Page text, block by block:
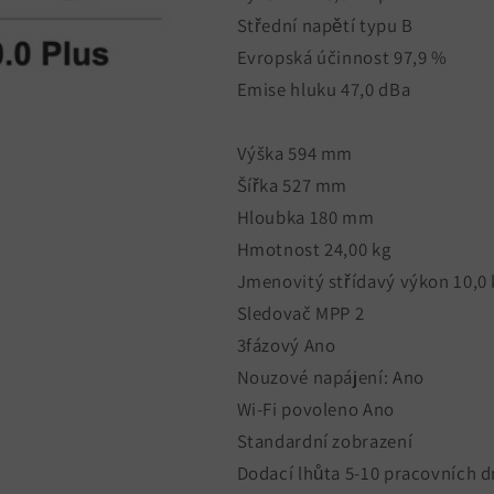
Střední napětí typu B
Evropská účinnost 97,9 %
Emise hluku 47,0 dBa
Výška 594 mm
Šířka 527 mm
Hloubka 180 mm
Hmotnost 24,00 kg
Jmenovitý střídavý výkon 10,0
Sledovač MPP 2
3fázový Ano
Nouzové napájení: Ano
Wi-Fi povoleno Ano
Standardní zobrazení
Dodací lhůta 5-10 pracovních